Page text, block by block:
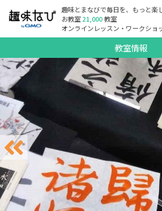
趣味とまなびで毎日を、もっと楽
お教室21,000教室
オンラインレッスン・ワークショ
教室情報